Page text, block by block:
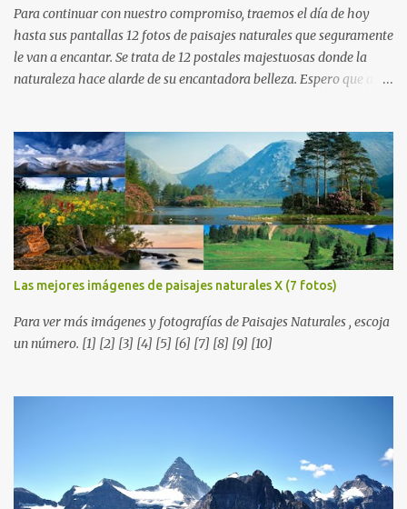
Para continuar con nuestro compromiso, traemos el día de hoy
hasta sus pantallas 12 fotos de paisajes naturales que seguramente
le van a encantar. Se trata de 12 postales majestuosas donde la
naturaleza hace alarde de su encantadora belleza. Espero que al
los ríos de agua viva, lagos, bosques y cascadas, son algunos de los
elementos que hoy acompañan a esta serie fascinante de
fotografía sobre paisajes naturales. Que tengan un feliz jueves
(imágenes con mensajes) con mis mejores deseos a través de la
distancia. Sinceramente, José Luis Ávila Herrera.
Las mejores imágenes de paisajes naturales X (7 fotos)
Para ver más imágenes y fotografías de Paisajes Naturales , escoja
un número. [1] [2] [3] [4] [5] [6] [7] [8] [9] [10]